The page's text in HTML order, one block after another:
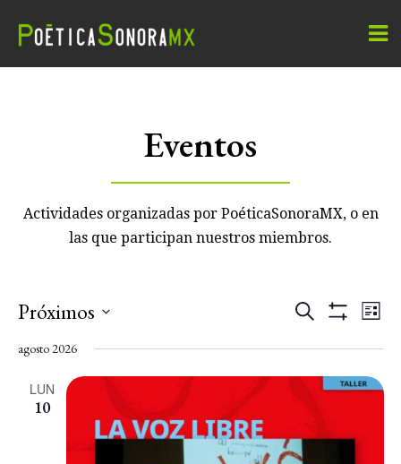
Eventos
Actividades organizadas por PoéticaSonoraMX, o en
las que participan nuestros miembros.
Events
Search
and
Views
Search
Lista
Próximos
date.
agosto 2026
LUN
10